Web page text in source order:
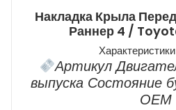
Накладка Крыла
Раннер 4 /
Артикул
выпуска Состояние
ОЕМ